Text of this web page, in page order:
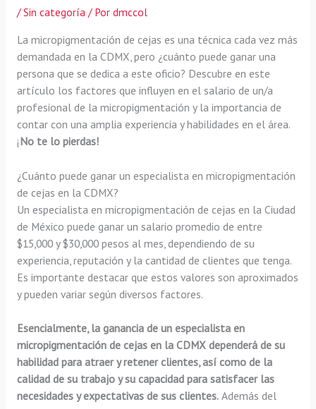
/Sin categoría/ Por dmccol
La micropigmentación de cejas es una técnica cada vez más
demandada en la CDMX, pero ¿cuánto puede ganar una
persona que se dedica a este oficio? Descubre en este
artículo los factores que influyen en el salario de un/a
profesional de la micropigmentación y la importancia de
contar con una amplia experiencia y habilidades en el área.
¡No te lo pierdas!
¿Cuánto puede ganar un especialista en micropigmentación
de cejas en la CDMX?
Un especialista en micropigmentación de cejas en la Ciudad
de México puede ganar un salario promedio de entre
$15,000 y $30,000 pesos al mes, dependiendo de su
experiencia, reputación y la cantidad de clientes que tenga.
Es importante destacar que estos valores son aproximados
y pueden variar según diversos factores.
Esencialmente, la ganancia de un especialista en
micropigmentación de cejas en la CDMX dependerá de su
habilidad para atraer y retener clientes, así como de la
calidad de su trabajo y su capacidad para satisfacer las
necesidades y expectativas de sus clientes.Además del